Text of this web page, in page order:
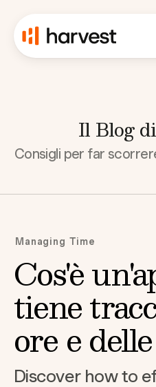
Il Blog
Consigli per far
Managing Time
Cos'è
tiene
ore e
Discover how to